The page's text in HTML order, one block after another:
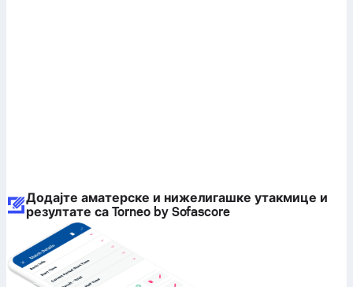
Додајте аматерске и нижелигашке утакмице и
резултате са Torneo by Sofascore